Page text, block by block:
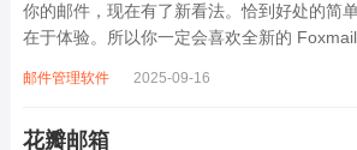
你的邮件，现在有了新看法。恰到好处的简
在于体验。所以你一定会喜欢全新的 Foxmail
便知。https://www.foxmail.com/win/
邮件管理软件 2025-09-16
花瓣邮箱